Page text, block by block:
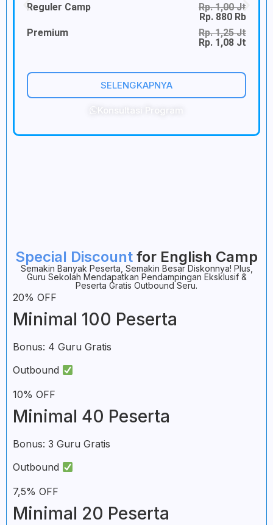
Reguler Camp
Rp. 1,00 Jt
Rp. 880 Rb
Premium
Rp. 1,25 Jt
Rp. 1,08 Jt
SELENGKAPNYA
Konsultasi Program
Special Discount for English Camp
Semakin Banyak Peserta, Semakin Besar Diskonnya! Plus,
Guru Sekolah Mendapatkan Pendampingan Eksklusif &
Peserta Gratis Outbound Seru.
20% OFF
Minimal 100 Peserta
Bonus: 4 Guru Gratis
Outbound
10% OFF
Minimal 40 Peserta
Bonus: 3 Guru Gratis
Outbound
7,5% OFF
Minimal 20 Peserta